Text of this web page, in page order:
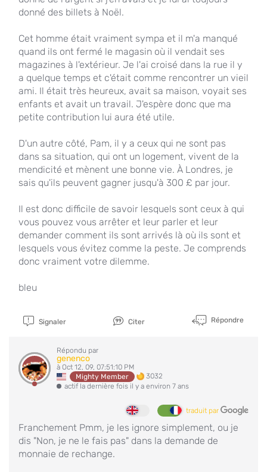
donné des billets à Noël.
Cet homme était vraiment sympa et il m'a manqué
quand ils ont fermé le magasin où il vendait ses
magazines à l'extérieur. Je l'ai croisé dans la rue il y
a quelque temps et c'était comme rencontrer un vieil
ami. Il était très heureux, avait sa maison, voyait ses
enfants et avait un travail. J'espère donc que ma
petite contribution lui aura été utile.
D'un autre côté, Pam, il y a ceux qui ne sont pas
dans sa situation, qui ont un logement, vivent de la
mendicité et mènent une bonne vie. À Londres, je
sais qu'ils peuvent gagner jusqu'à 300 £ par jour.
Il est donc difficile de savoir lesquels sont ceux à qui
vous pouvez vous arrêter et leur parler et leur
demander comment ils sont arrivés là où ils sont et
lesquels vous évitez comme la peste. Je comprends
donc vraiment votre dilemme.
bleu
Signaler Citer Répondre
Répondu par
genenco
à Oct 12, 09, 07:51:10 PM
Mighty Member
3032
actif la dernière fois il y a environ 7 ans
traduit par
Franchement Pmm, je les ignore simplement, ou je
dis "Non, je ne le fais pas" dans la demande de
monnaie de rechange.